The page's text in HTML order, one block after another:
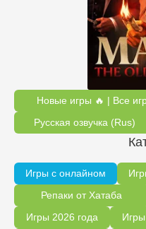
Новые игры 🔥 | Все
Русская озвучка (Rus)
Игры с онлайном
Репаки от Хатаба
Игры 2026 года